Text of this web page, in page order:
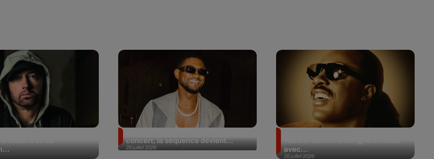
28 juillet 2026
concert, la séquence devient...
28 juillet 2026
avec...